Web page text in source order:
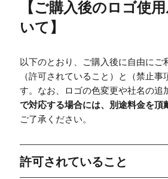
【ご購入後のロゴ使
いて 】
以下のとおり、ご購入後に自由にご
（許可されていること）と（禁止事
す。なお、ロゴの色変更や社名の追
で対応する場合には、別途料金を頂
ご了承ください。
許可されていること